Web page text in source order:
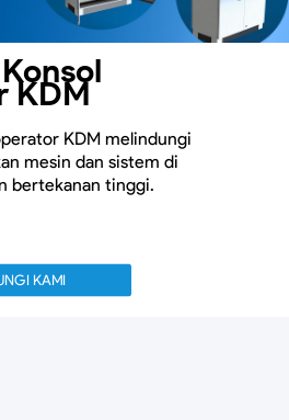
KDM
KDM melindungi
mesin dan sistem di
bertekanan tinggi.
KAMI